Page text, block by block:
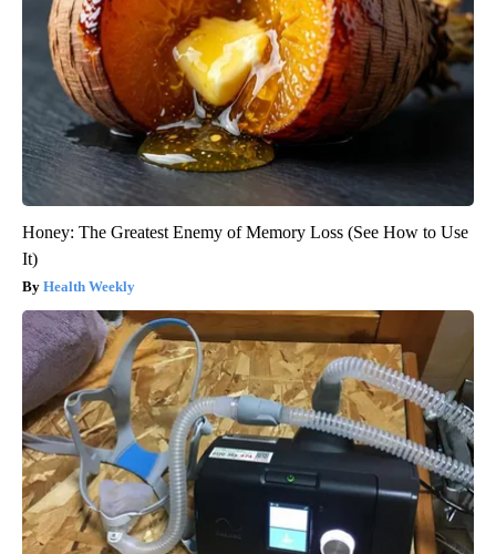
Honey: The Greatest Enemy of Memory Loss (See How to Use
It)
Health Weekly